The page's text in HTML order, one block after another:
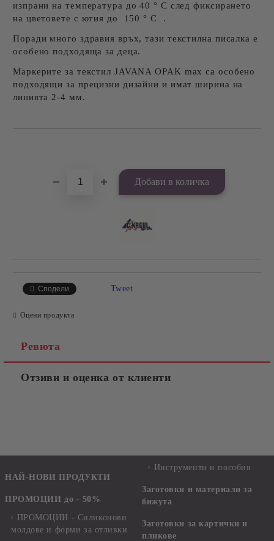
изпрани на температура до 40 ° C след фиксирането
на цветовете с ютия до 150 ° C .
Поради много здравия връх, тази текстилна писалка е
особено подходяща за деца.
Маркерите за текстил JAVANA OPAK max са особено
подходящи за прецизни дизайни и имат ширина на
линията 2-4 мм.
Сподели Tweet
Оцени продукта
Ревюта
Отзиви и оценка от клиенти
НАЙ-НОВИ ПРОДУКТИ
ПРОМОЦИИ до - 50%
ПРОМОЦИИ - Силиконови
молдове и форми за отливки
Инструменти и пособия
Заготовки и материали за
бижута
Заготовки за картички и
пликове